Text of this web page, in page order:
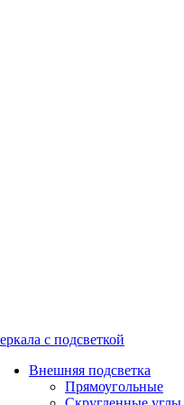
с подсветкой
Внешняя подсветка
Прямоугольные